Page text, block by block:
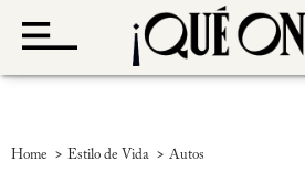
Home > Estilo de Vida > Autos